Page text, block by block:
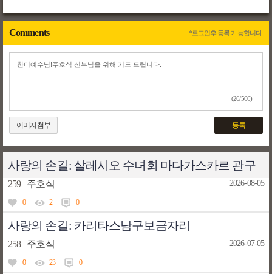
Comments *로그인후 등록 가능합니다.
(26/500)
이미지첨부 등록
사랑의 손길: 살레시오 수녀회 마다가스카르 관구
259 주호식 2026-08-05
0 2 0
사랑의 손길: 카리타스남구보금자리
258 주호식 2026-07-05
0 23 0